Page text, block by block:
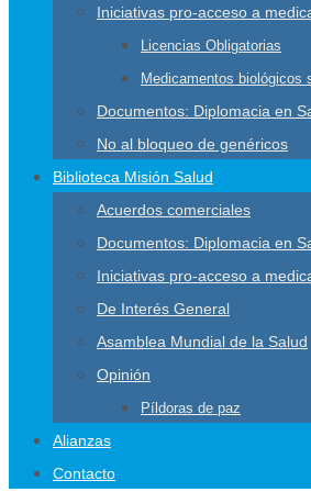
Iniciativas pro-acceso a
Licencias Obligatorias
Medicamentos biológicos
Documentos: Diplomacia en
No al bloqueo de genéricos
Biblioteca Misión Salud
Acuerdos comerciales
Documentos: Diplomacia en
Iniciativas pro-acceso a
De Interés General
Asamblea Mundial de la Salud
Opinión
Píldoras de paz
Alianzas
Contacto